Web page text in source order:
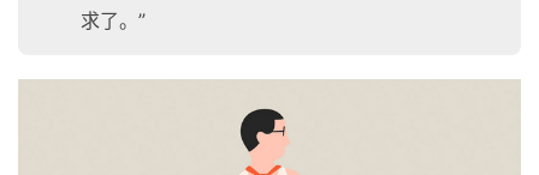
求了。”